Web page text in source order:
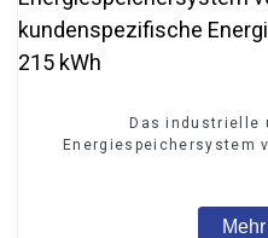
Das industrielle
Energiespeichersystem